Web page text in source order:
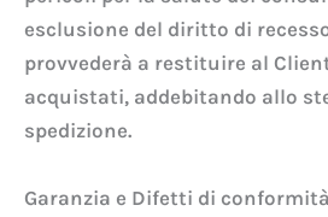
esclusione del diritto di
provvederà a restituire al
acquistati, addebitando allo
spedizione.
Garanzia e Difetti di conformità